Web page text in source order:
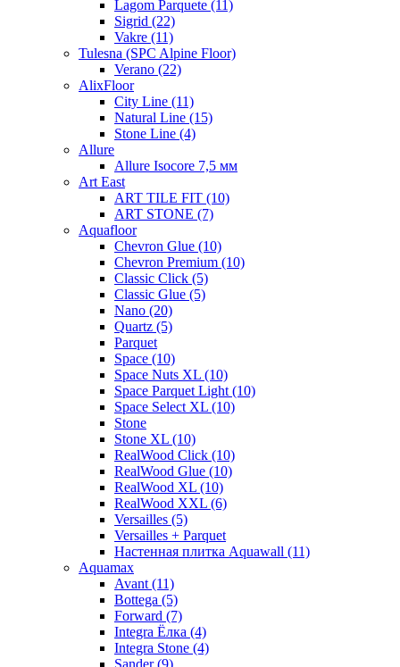
Lagom Parquete (11)
Sigrid (22)
Vakre (11)
Tulesna (SPC Alpine Floor)
Verano (22)
AlixFloor
City Line (11)
Natural Line (15)
Stone Line (4)
Allure
Allure Isocore 7,5 мм
Art East
ART TILE FIT (10)
ART STONE (7)
Aquafloor
Chevron Glue (10)
Chevron Premium (10)
Classic Click (5)
Classic Glue (5)
Nano (20)
Quartz (5)
Parquet
Space (10)
Space Nuts XL (10)
Space Parquet Light (10)
Space Select XL (10)
Stone
Stone XL (10)
RealWood Click (10)
RealWood Glue (10)
RealWood XL (10)
RealWood XXL (6)
Versailles (5)
Versailles + Parquet
Настенная плитка Aquawall (11)
Aquamax
Avant (11)
Bottega (5)
Forward (7)
Integra Ёлка (4)
Integra Stone (4)
Sander (9)